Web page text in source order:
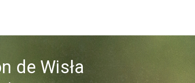
de Wisła